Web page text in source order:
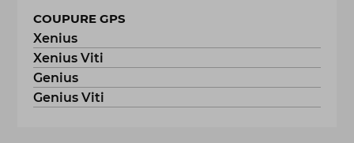
COUPURE GPS
Xenius
Xenius Viti
Genius
Genius Viti